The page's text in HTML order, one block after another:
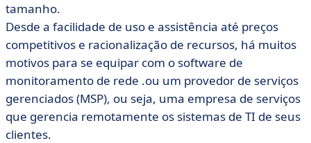
• Como isso funciona?
• Por que optar por um software de monitoramento de
rede?
• Como escolho o software de monitoramento de rede?
• Quais são os diferentes tipos de supervisão de rede?
• O que podemos aprender com as ferramentas de
monitoramento de rede?
tamanho.
Desde a facilidade de uso e assistência até preços
competitivos e racionalização de recursos, há muitos
motivos para se equipar com o software de
monitoramento de rede .ou um provedor de serviços
gerenciados (MSP), ou seja, uma empresa de serviços
que gerencia remotamente os sistemas de TI de seus
clientes.